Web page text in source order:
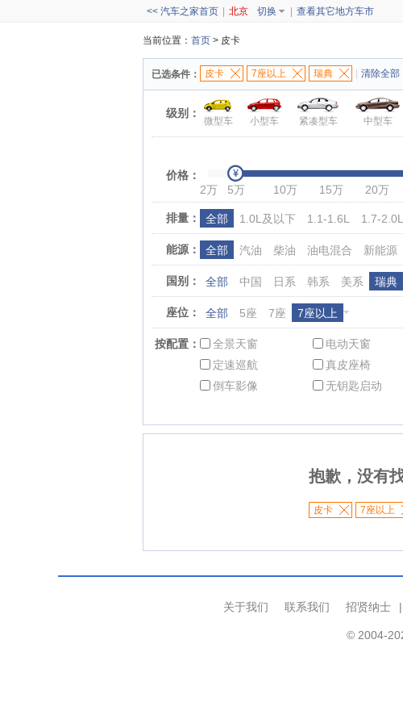
<< 汽车之家首页 北京 切换 查看其它地方车市
当前位置： 首页 > 皮卡
已选条件： 皮卡 7座以上 瑞典 清除全部
级别：
微型车 小型车 紧凑型车 中型车
价格：
2万 5万 10万 15万 20万
排量： 全部 1.0L及以下 1.1-1.6L 1.7-2.0L
能源： 全部 汽油 柴油 油电混合 新能源
国别： 全部 中国 日系 韩系 美系 瑞典
座位： 全部 5座 7座 7座以上
按配置： 全景天窗 电动天窗
定速巡航
真皮座椅
倒车影像
无钥匙启动
抱歉，没有
皮卡 7座以上
关于我们 联系我们 招贤纳士 |
© 2004-